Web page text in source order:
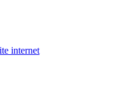
internet